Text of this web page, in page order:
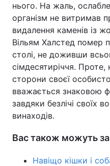
нього. На жаль,
організм не витримав
видалення каменів із
Вільям Халстед помер
столі, не доживши
сімдесятиріччя.
сторони своєї
вважається знаковою
завдяки безлічі своїх
винаходів.
Вас також можуть
Навіщо кішки і